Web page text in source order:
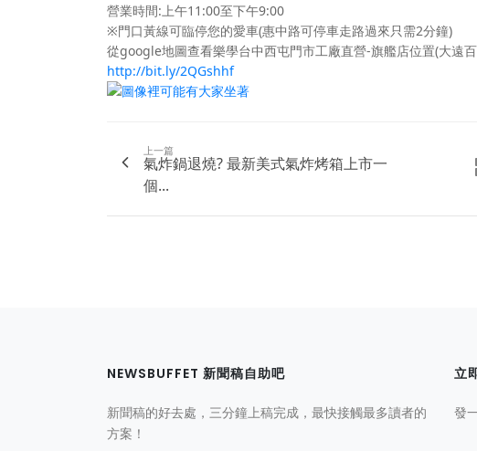
營業時間:上午11:00至下午9:00
※門口黃線可臨停您的愛車(惠中路可停車走路過來只需2分鐘)
從google地圖查看樂學台中西屯門市工廠直營-旗艦店位置(大遠
http://bit.ly/2QGshhf
上一篇
氣炸鍋退燒? 最新美式氣炸烤箱上市一
個...
NEWSBUFFET 新聞稿自助吧
新聞稿的好去處，三分鐘上稿完成，最快接觸最多讀者的
方案！
立
發